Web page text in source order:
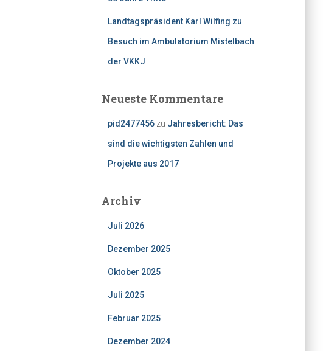
Landtagspräsident Karl Wilfing zu
Besuch im Ambulatorium Mistelbach
der VKKJ
Neueste Kommentare
pid2477456zu Jahresbericht: Das
sind die wichtigsten Zahlen und
Projekte aus 2017
Archiv
Juli 2026
Dezember 2025
Oktober 2025
Juli 2025
Februar 2025
Dezember 2024